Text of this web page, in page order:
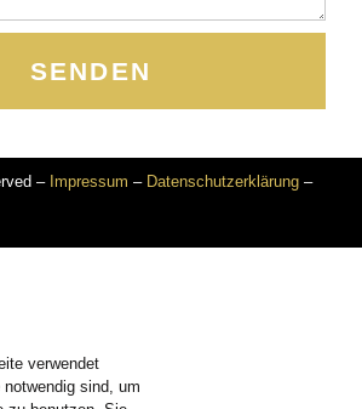
SENDEN
– Impressum – Datenschutzerklärung –
verwendet
sind, um